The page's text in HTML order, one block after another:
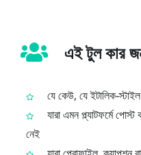
এই টুল কার
যে কেউ, যে
যারা এমন প্ল্যাটফর্মে
নেই